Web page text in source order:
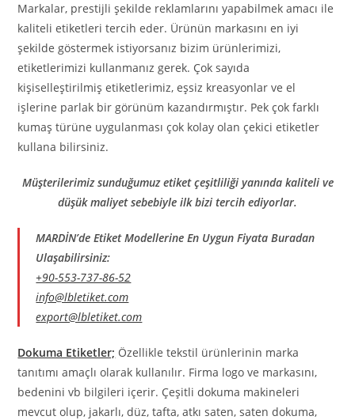
Markalar, prestijli şekilde reklamlarını yapabilmek amacı ile
kaliteli etiketleri tercih eder. Ürünün markasını en iyi
şekilde göstermek istiyorsanız bizim ürünlerimizi,
etiketlerimizi kullanmanız gerek. Çok sayıda
kişiselleştirilmiş etiketlerimiz, eşsiz kreasyonlar ve el
işlerine parlak bir görünüm kazandırmıştır. Pek çok farklı
kumaş türüne uygulanması çok kolay olan çekici etiketler
kullana bilirsiniz.
Müşterilerimiz sunduğumuz etiket çeşitliliği yanında kaliteli ve
düşük maliyet sebebiyle ilk bizi tercih ediyorlar.
MARDİN’de Etiket Modellerine En Uygun Fiyata Buradan
Ulaşabilirsiniz:
+90-553-737-86-52
info@lbletiket.com
export@lbletiket.com
Dokuma Etiketler; Özellikle tekstil ürünlerinin marka
tanıtımı amaçlı olarak kullanılır. Firma logo ve markasını,
bedenini vb bilgileri içerir. Çeşitli dokuma makineleri
mevcut olup, jakarlı, düz, tafta, atkı saten, saten dokuma,